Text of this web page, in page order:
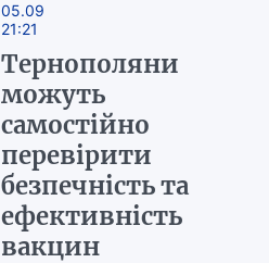
05.09
21:21
Тернополяни
можуть
самостійно
перевірити
безпечність та
ефективність
вакцин